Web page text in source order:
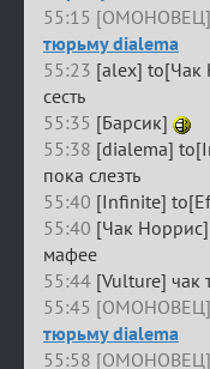
55:15 [ОМОНОВЕЦ]
тюрьму dialema
55:23 [alex] to[Чак
сесть
55:35 [Барсик]
55:38 [dialema]
пока слезть
55:40 [Infinite]
55:40 [Чак
мафее
55:44 [Vulture] чак
55:45 [ОМОНОВЕЦ]
тюрьму dialema
55:58 [ОМОНОВЕЦ]